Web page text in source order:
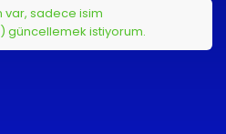
var, sadece isim
güncellemek istiyorum.